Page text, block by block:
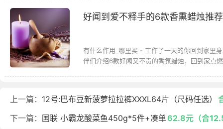
好闻到爱不释手的6款香熏蜡烛推荐
有什么作用_哪里买 - 工作了一天的你回到家里
伴们介绍6款好闻又不贵的香氛蜡烛，回到家点
上一篇： 12号:巴布豆新菠萝拉拉裤XXXL64片（尺码任选）
下一篇： 国联 小霸龙酸菜鱼450g*5件+凑单62.8元（合